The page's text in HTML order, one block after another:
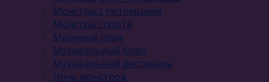
Монстры с питомцами
Монстры спорта
Мрачный пляж
Музыкальный kласс
Музыкальный фестиваль
Ночь монстров